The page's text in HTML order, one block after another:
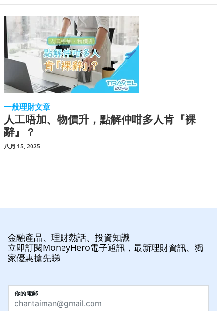
一般理財文章
人工唔加、物價升，點解仲咁多人肯『裸
辭』？
八月 15, 2025
金融產品、理財熱話、投資知識
立即訂閱MoneyHero電子通訊，最新理財資訊、獨
家優惠搶先睇